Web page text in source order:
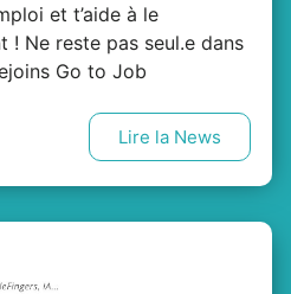
et t’aide à le
! Ne reste pas seul.e dans
Go to Job
Lire la News